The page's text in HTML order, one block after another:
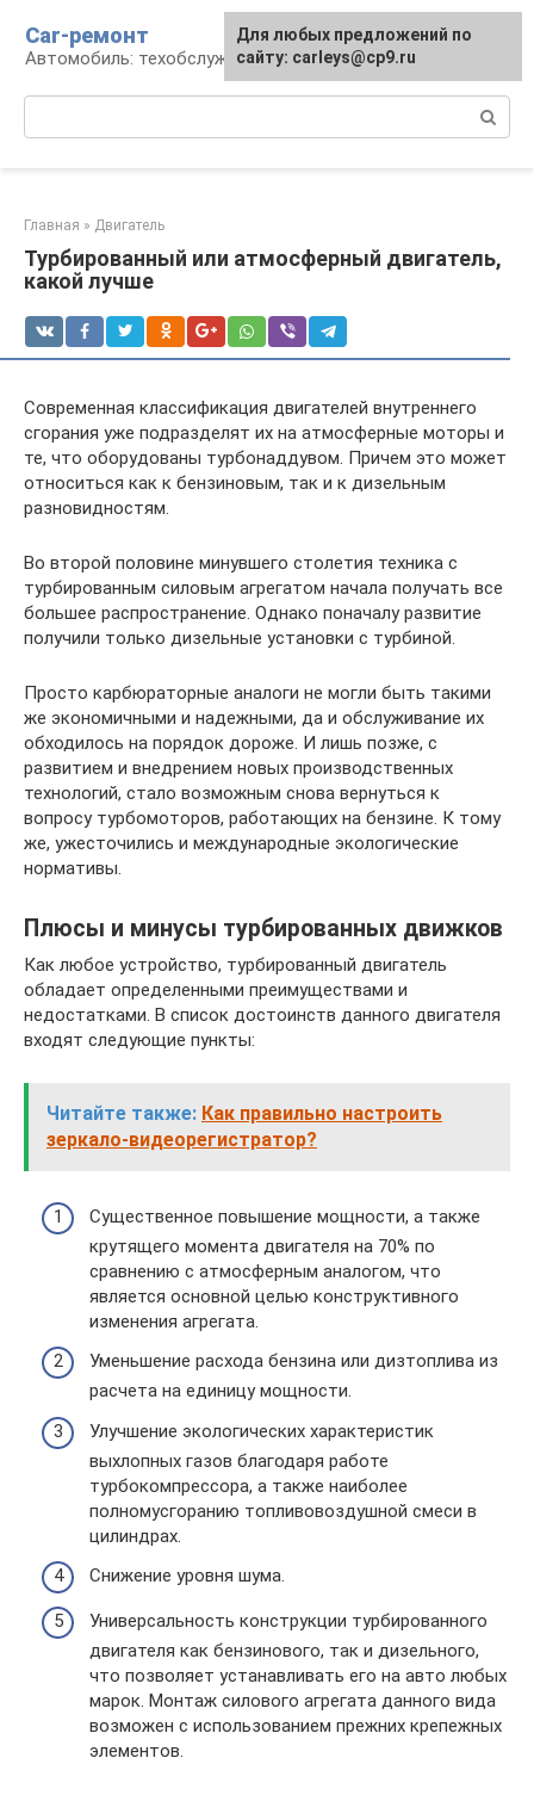
контенту
Car-ремонт
Автомобиль: техобслуживание и ремонт
Главная » Двигатель
Турбированный или атмосферный двигатель,
какой лучше
Современная классификация двигателей внутреннего
сгорания уже подразделят их на атмосферные моторы и
те, что оборудованы турбонаддувом. Причем это может
относиться как к бензиновым, так и к дизельным
разновидностям.
Во второй половине минувшего столетия техника с
турбированным силовым агрегатом начала получать все
большее распространение. Однако поначалу развитие
получили только дизельные установки с турбиной.
Просто карбюраторные аналоги не могли быть такими
же экономичными и надежными, да и обслуживание их
обходилось на порядок дороже. И лишь позже, с
развитием и внедрением новых производственных
технологий, стало возможным снова вернуться к
вопросу турбомоторов, работающих на бензине. К тому
же, ужесточились и международные экологические
нормативы.
Плюсы и минусы турбированных движков
Как любое устройство, турбированный двигатель
обладает определенными преимуществами и
недостатками. В список достоинств данного двигателя
входят следующие пункты:
Читайте также: Как правильно настроить
зеркало-видеорегистратор?
Существенное повышение мощности, а также
крутящего момента двигателя на 70% по
сравнению с атмосферным аналогом, что
является основной целью конструктивного
изменения агрегата.
Уменьшение расхода бензина или дизтоплива из
расчета на единицу мощности.
Улучшение экологических характеристик
выхлопных газов благодаря работе
турбокомпрессора, а также наиболее
полномусгоранию топливовоздушной смеси в
цилиндрах.
Снижение уровня шума.
Универсальность конструкции турбированного
двигателя как бензинового, так и дизельного,
что позволяет устанавливать его на авто любых
марок. Монтаж силового агрегата данного вида
возможен с использованием прежних крепежных
элементов.
Для любых предложений по
сайту: carleys@cp9.ru